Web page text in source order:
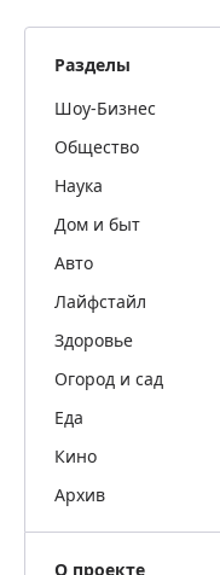
Разделы
Шоу-Бизнес
Общество
Наука
Дом и быт
Авто
Лайфстайл
Здоровье
Огород и сад
Еда
Кино
Архив
О проекте